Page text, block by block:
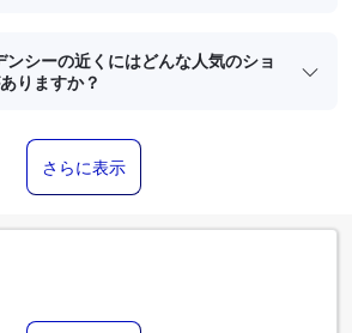
ンシーの近くにはどんな人気のショ
りますか？
さらに表示